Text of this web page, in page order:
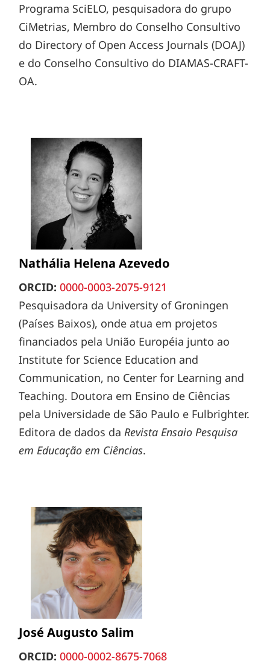
Programa SciELO, pesquisadora do grupo
CiMetrias, Membro do Conselho Consultivo
do Directory of Open Access Journals (DOAJ)
e do Conselho Consultivo do DIAMAS-CRAFT-
OA.
Nathália Helena Azevedo
ORCID: 0000-0003-2075-9121
Pesquisadora da University of Groningen
(Países Baixos), onde atua em projetos
financiados pela União Européia junto ao
Institute for Science Education and
Communication, no Center for Learning and
Teaching. Doutora em Ensino de Ciências
pela Universidade de São Paulo e Fulbrighter.
Editora de dados da Revista Ensaio Pesquisa
em Educação em Ciências.
José Augusto Salim
ORCID: 0000-0002-8675-7068